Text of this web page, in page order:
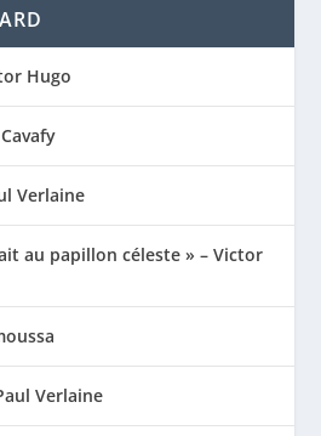
Hugo
Verlaine
au papillon céleste » – Victor
Verlaine